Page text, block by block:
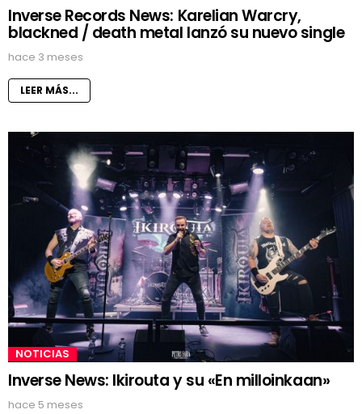
Inverse Records News: Karelian Warcry,
blackned / death metal lanzó su nuevo single
hace 3 meses
LEER MÁS...
NOTICIAS
Inverse News: Ikirouta y su «En milloinkaan»
hace 5 meses